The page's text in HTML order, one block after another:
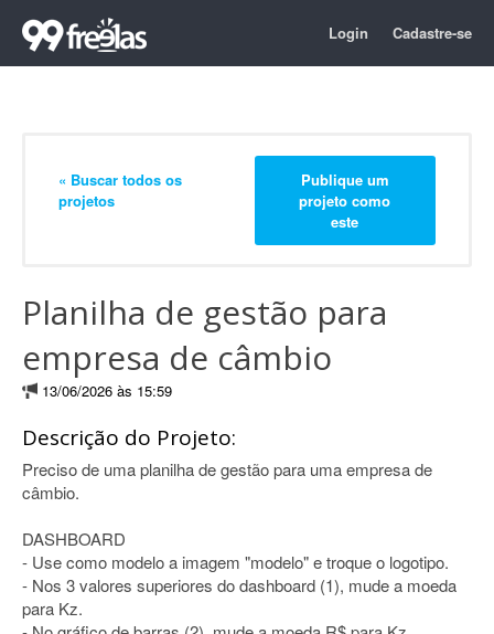
Login Cadastre-se
« Buscar todos os
projetos
Publique um
projeto como
este
Planilha de gestão para
empresa de câmbio
13/06/2026 às 15:59
Descrição do Projeto:
Preciso de uma planilha de gestão para uma empresa de
câmbio.
DASHBOARD
- Use como modelo a imagem "modelo" e troque o logotipo.
- Nos 3 valores superiores do dashboard (1), mude a moeda
para Kz.